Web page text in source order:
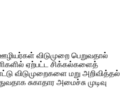
விடுமுறை பெறுவதால்
ஏற்பட்ட சிக்கல்களைத்
விடுமுறைகளை மறு அறிவித்தல்
சுகாதார அமைச்சு முடிவு